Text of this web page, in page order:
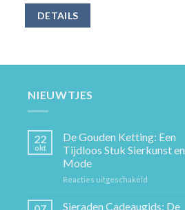
DETAILS
NIEUWTJES
22
okt
De Gouden Ketting: Een
Tijdloos Stuk Sierkunst en
Mode
Reacties uitgeschakeld
Gouden
Sieraden Cadeaugids: De